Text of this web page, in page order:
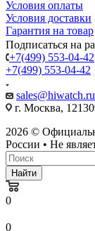
Условия оплаты
Условия доставки
Гарантия на товар
Подписаться на
+7(499) 553-04-42
+7(499) 553-04-42
sales@hiwatch.ru
г. Москва,
2026 ©
России • Не
Найти
0
0